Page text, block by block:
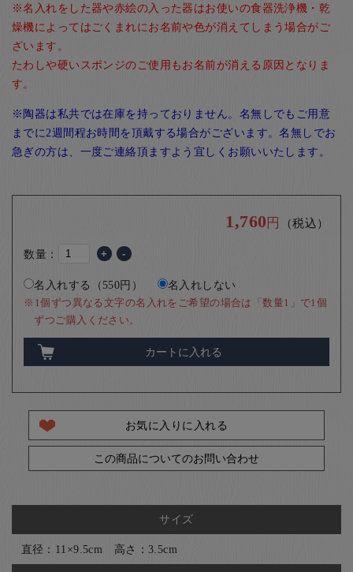
※名入れをした器や赤絵の入った器はお使いの食器洗浄機・乾
燥機によってはごくまれにお名前や色が消えてしまう場合がご
ざいます。
たわしや硬いスポンジのご使用もお名前が消える原因となりま
す。
※陶器は私共では在庫を持っておりません。名無しでもご用意
までに2週間程お時間を頂戴する場合がございます。名無しでお
急ぎの方は、一度ご連絡頂ますよう宜しくお願いいたします。
1,760 円 （税込）
数量： + -
名入れする（550円） 名入れしない
※1個ずつ異なる文字の名入れをご希望の場合は「数量1」で1個
ずつご購入ください。
カートに入れる
お気に入りに入れる
この商品についてのお問い合わせ
サイズ
直径：11×9.5cm 高さ：3.5cm